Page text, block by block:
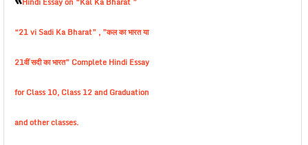
“21 vi Sadi Ka Bharat” , ”कल का भारत या
21वीं सदी का भारत” Complete Hindi Essay
for Class 10, Class 12 and Graduation
and other classes.